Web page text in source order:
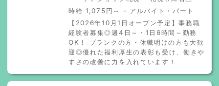
時給 1,075円～ - アルバイト・パート
【2026年10月1日オープン予定】事務職
経験者募集◎週4日～・1日6時間～勤務
OK！ ブランクの方・休職明けの方も大歓
迎◎優れた福利厚生の表彰も受け、働きや
すさの改善に力を入れています！